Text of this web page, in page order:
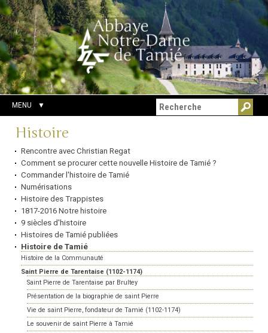
Aller
au
contenu.
|
Aller
à
la
navigation
Outils
personnels
Chercher par
Recherche
avancée…
MENU
Navigation
Histoire
Rencontre avec Christian Regat
Comment se procurer cette nouvelle Histoire de Tamié ?
Commander l'histoire de Tamié
Numérisations
Histoire des Trappistes
1817-2016 Notre histoire
9 siècles d'histoire
Histoires de Tamié publiées
Histoire de Tamié
Histoire de la Communauté
Saint Pierre de Tarentaise (1102-1174)
Saint Pierre de Tarentaise par Brultey
Présentation de la biographie de saint Pierre
Vie de saint Pierre, fondateur de Tamié (1102-1174)
Le souvenir de saint Pierre à Tamié